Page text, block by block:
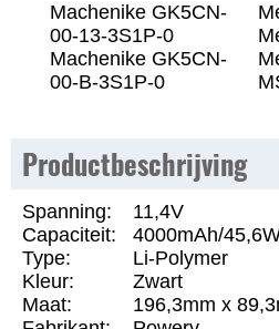
Machenike GK5CN-
00-13-3S1P-0
Machenike GK5CN-
00-B-3S1P-0
Productbeschrijving
Spanning:
11,4V
Capaciteit:
4000mAh/
Type:
Li-Polymer
Kleur:
Zwart
Maat:
196,3mm x